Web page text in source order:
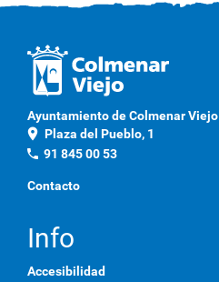
Ayuntamiento de Colmenar Viejo
location_on Plaza del Pueblo, 1
phone 91 845 00 53
Contacto
Info
Accesibilidad